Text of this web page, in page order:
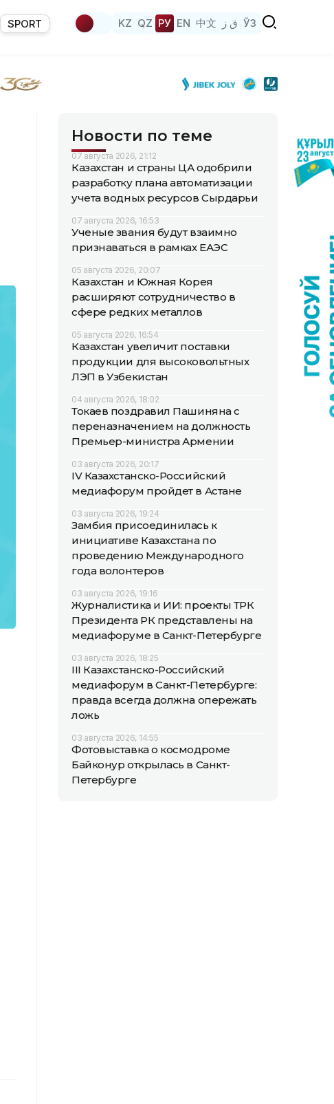
SPORT KZ QZ РУ EN 中文 ق ز ЎЗ
Новости по теме
07 августа 2026, 21:12
Казахстан и страны ЦА одобрили
разработку плана автоматизации
учета водных ресурсов Сырдарьи
07 августа 2026, 16:53
Ученые звания будут взаимно
признаваться в рамках ЕАЭС
05 августа 2026, 20:07
Казахстан и Южная Корея
расширяют сотрудничество в
сфере редких металлов
05 августа 2026, 16:54
Казахстан увеличит поставки
продукции для высоковольтных
ЛЭП в Узбекистан
04 августа 2026, 18:02
Токаев поздравил Пашиняна с
переназначением на должность
Премьер-министра Армении
03 августа 2026, 20:17
IV Казахстанско-Российский
медиафорум пройдет в Астане
03 августа 2026, 19:24
Замбия присоединилась к
инициативе Казахстана по
проведению Международного
года волонтеров
03 августа 2026, 19:16
Журналистика и ИИ: проекты ТРК
Президента РК представлены на
медиафоруме в Санкт-Петербурге
03 августа 2026, 18:25
III Казахстанско-Российский
медиафорум в Санкт-Петербурге:
правда всегда должна опережать
ложь
03 августа 2026, 14:55
Фотовыставка о космодроме
Байконур открылась в Санкт-
Петербурге